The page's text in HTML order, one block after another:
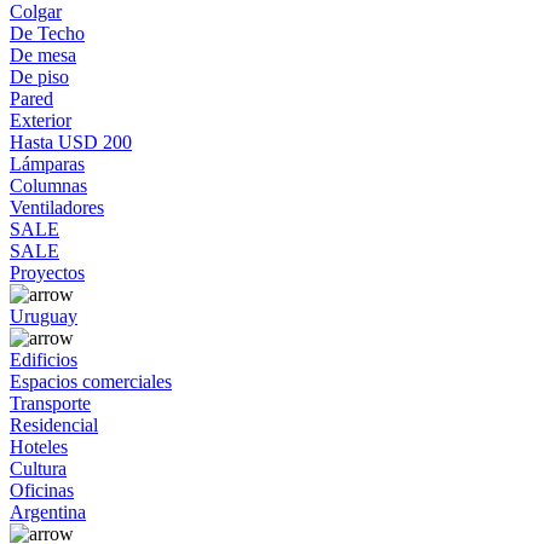
Colgar
De Techo
De mesa
De piso
Pared
Exterior
Hasta USD 200
Lámparas
Columnas
Ventiladores
SALE
SALE
Proyectos
Uruguay
Edificios
Espacios comerciales
Transporte
Residencial
Hoteles
Cultura
Oficinas
Argentina